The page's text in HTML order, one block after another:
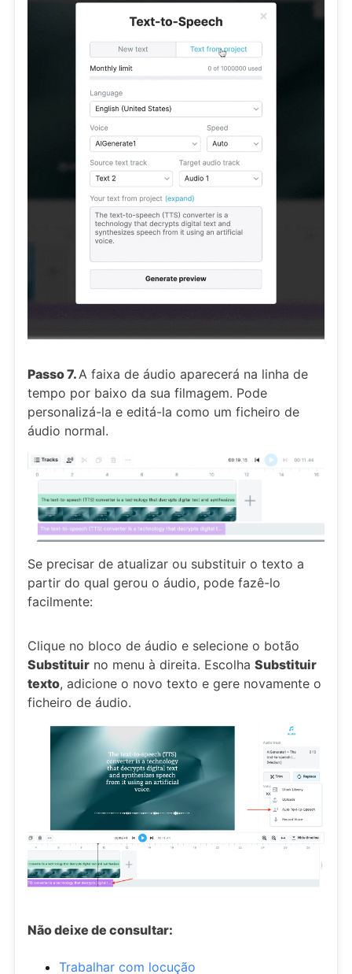
Passo 7.A faixa de áudio aparecerá na linha de
tempo por baixo da sua filmagem. Pode
personalizá-la e editá-la como um ficheiro de
áudio normal.
Se precisar de atualizar ou substituir o texto a
partir do qual gerou o áudio, pode fazê-lo
facilmente:
Clique no bloco de áudio e selecione o botão
Substituir no menu à direita. Escolha Substituir
texto, adicione o novo texto e gere novamente o
ficheiro de áudio.
Não deixe de consultar:
Trabalhar com locução